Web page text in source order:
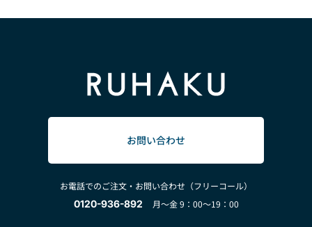
お問い合わせ
お電話でのご注文・お問い合わせ（フリーコール）
0120-936-892
月～金 9：00～19：00